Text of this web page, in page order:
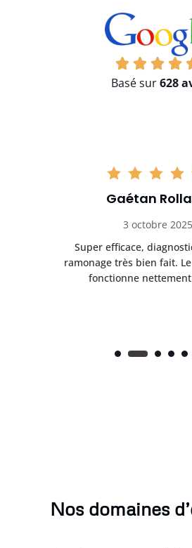
Basé sur628
Gaétan
3 octobre 2025
Super efficace,
ramonage très bien fait.
fonctionne
Nos domaines